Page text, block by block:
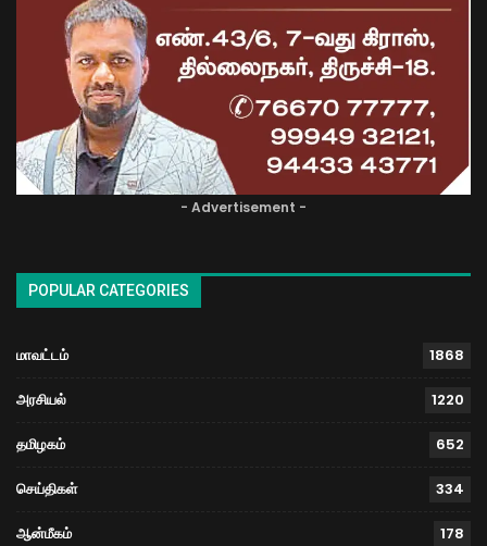
- Advertisement -
POPULAR CATEGORIES
மாவட்டம் 1868
அரசியல் 1220
தமிழகம் 652
செய்திகள் 334
ஆன்மீகம் 178